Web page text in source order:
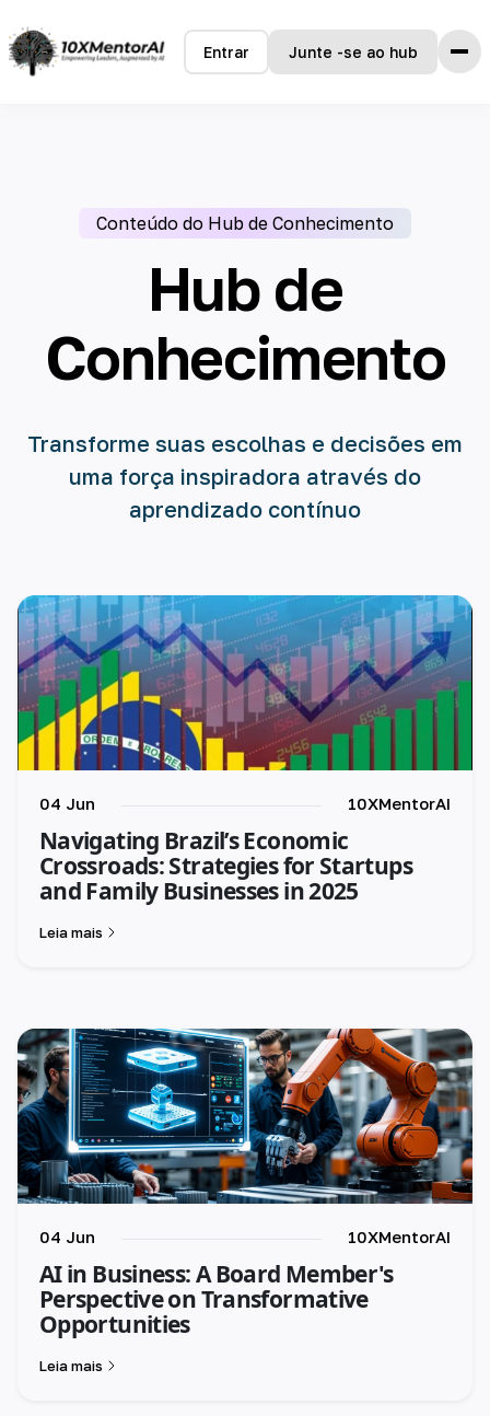
🇧🇷 português do Brasil
Entrar Junte -se ao hub
Conteúdo do Hub de Conhecimento
Hub de
Conhecimento
Transforme suas escolhas e decisões em
uma força inspiradora através do
aprendizado contínuo
04 Jun 10XMentorAI
Navigating Brazil’s Economic
Crossroads: Strategies for Startups
and Family Businesses in 2025
Leia mais
04 Jun 10XMentorAI
AI in Business: A Board Member's
Perspective on Transformative
Opportunities
Leia mais